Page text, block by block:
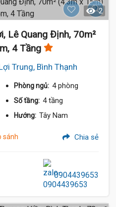
2
Lê Quang Định, 70m²
4 Tầng
Trung, Bình Thạnh
Phòng ngủ: 4 phòng
Số tầng: 4 tầng
Hướng: Tây Nam
sánh Chia sẻ
0904439653